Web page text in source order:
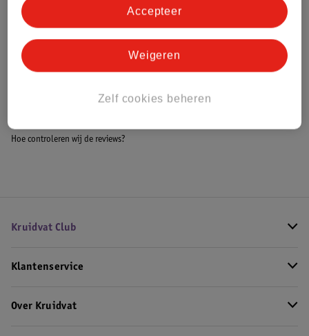
Bestel & Bezorginformatie
Bekijk ook
Hoe controleren wij de reviews?
Kruidvat Club
Klantenservice
Over Kruidvat
Zelf cookies beheren
Weigeren
Accepteer